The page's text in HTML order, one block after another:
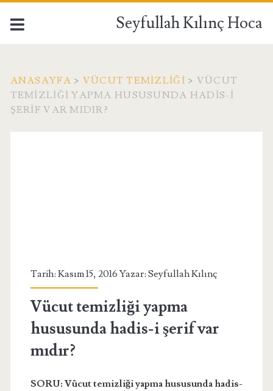
Seyfullah Kılınç Hoca
ANASAYFA > VÜCUT TEMIZLIĞI > VÜCUT
TEMIZLIĞI YAPMA HUSUSUNDA HADIS-I
ŞERIF VAR MIDIR?
Tarih: Kasım 15, 2016 Yazar: Seyfullah Kılınç
Vücut temizliği yapma
hususunda hadis-i şerif var
mıdır?
SORU: Vücut temizliği yapma hususunda hadis-